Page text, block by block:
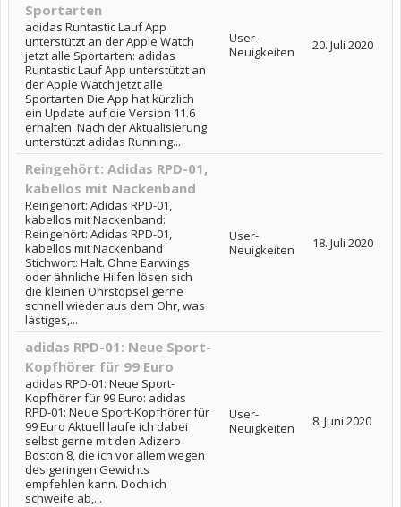
Sportarten
adidas Runtastic Lauf App
unterstützt an der Apple Watch
jetzt alle Sportarten: adidas
Runtastic Lauf App unterstützt an
der Apple Watch jetzt alle
Sportarten Die App hat kürzlich
ein Update auf die Version 11.6
erhalten. Nach der Aktualisierung
unterstützt adidas Running...
User-
Neuigkeiten
20. Juli 2020
Reingehört: Adidas RPD-01,
kabellos mit Nackenband
Reingehört: Adidas RPD-01,
kabellos mit Nackenband:
Reingehört: Adidas RPD-01,
kabellos mit Nackenband
Stichwort: Halt. Ohne Earwings
oder ähnliche Hilfen lösen sich
die kleinen Ohrstöpsel gerne
schnell wieder aus dem Ohr, was
lästiges,...
User-
Neuigkeiten
18. Juli 2020
adidas RPD-01: Neue Sport-
Kopfhörer für 99 Euro
adidas RPD-01: Neue Sport-
Kopfhörer für 99 Euro: adidas
RPD-01: Neue Sport-Kopfhörer für
99 Euro Aktuell laufe ich dabei
selbst gerne mit den Adizero
Boston 8, die ich vor allem wegen
des geringen Gewichts
empfehlen kann. Doch ich
schweife ab,...
User-
Neuigkeiten
8. Juni 2020